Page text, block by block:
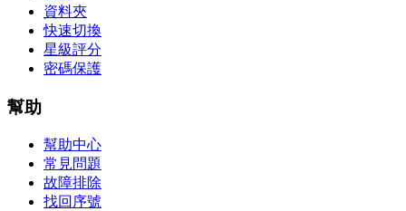
資料夾
快速切換
星級評分
密碼保護
幫助
幫助中心
常見問題
故障排除
找回序號